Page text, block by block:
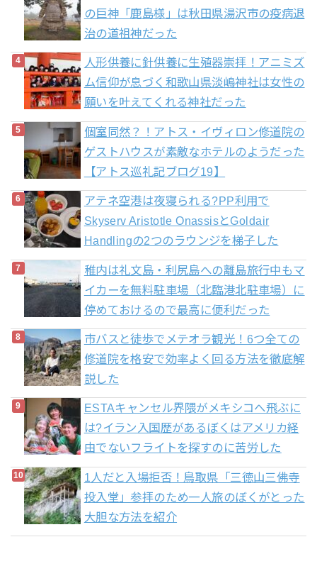
の巨神「鹿島様」は秋田県湯沢市の疫病退
治の道祖神だった
人形供養に針供養に生殖器崇拝！アニミズ
ム信仰が息づく和歌山県淡嶋神社は女性の
願いを叶えてくれる神社だった
個室同然？！アトス・イヴィロン修道院の
ゲストハウスが素敵なホテルのようだった
【アトス巡礼記ブログ19】
アテネ空港は夜寝られる?PP利用で
Skyserv Aristotle OnassisとGoldair
Handlingの2つのラウンジを梯子した
稚内は礼文島・利尻島への離島旅行中もマ
イカーを無料駐車場（北臨港北駐車場）に
停めておけるので最高に便利だった
市バスと徒歩でメテオラ観光！6つ全ての
修道院を格安で効率よく回る方法を徹底解
説した
ESTAキャンセル界隈がメキシコへ飛ぶに
は?イラン入国歴があるぼくはアメリカ経
由でないフライトを探すのに苦労した
1人だと入場拒否！鳥取県「三徳山三佛寺
投入堂」参拝のため一人旅のぼくがとった
大胆な方法を紹介